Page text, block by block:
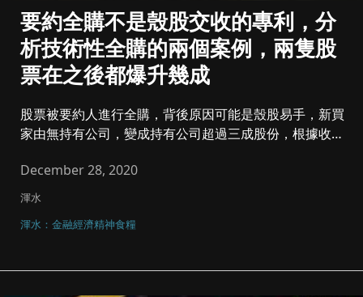
要約全購不是殼股交收的專利，分
析技術性全購的兩個案例，兩隻股
票在之後都爆升幾成
股票被要約人進行全購，背後原因可能是殼股易手，新買
家由無持有公司，變成持有公司超過三成股份，根據收購
December 28, 2020
渾水
渾水：金融經濟精神食糧